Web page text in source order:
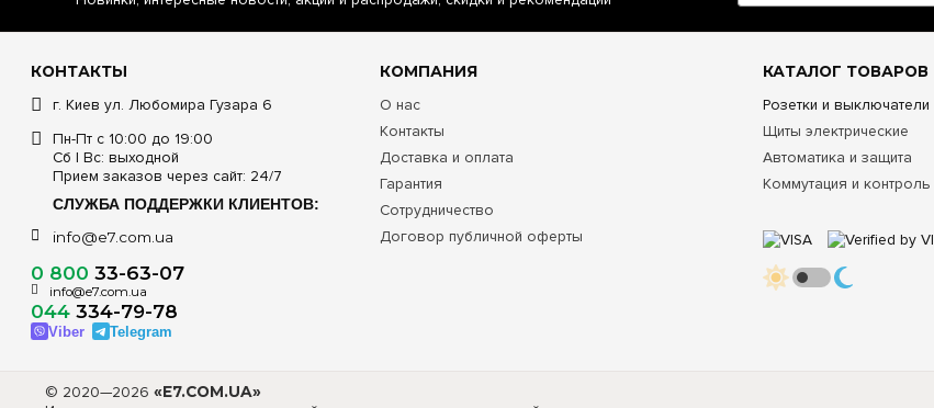
КОНТАКТЫ
г. Киев ул. Любомира Гузара 6
Пн-Пт с 10:00 до 19:00
Сб | Вс: выходной
Прием заказов через сайт: 24/7
СЛУЖБА ПОДДЕРЖКИ КЛИЕНТОВ:
info@e7.com.ua
0 800 33-63-07
info@e7.com.ua
044334-79-78
Viber Telegram
КОМПАНИЯ
О нас
Контакты
Доставка и оплата
Гарантия
Сотрудничество
Договор публичной оферты
КАТАЛОГ ТОВАРОВ
Розетки и выключатели
Щиты электрические
Автоматика и защита
Коммутация и контроль
© 2020—2026«E7.COM.UA»